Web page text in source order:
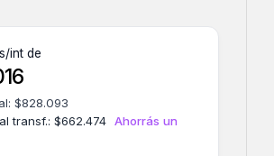
int de
$828.093
transf.: $662.474 Ahorrás un